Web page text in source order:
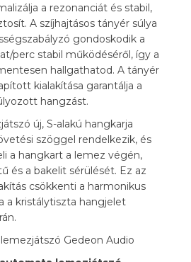
a rezonanciát és stabil,
A szíjhajtásos tányér súlya
gondoskodik a
perc stabil működéséről, így a
hallgathatod. A tányér
kialakítása garantálja a
hangzást.
új, S-alakú hangkarja
szöggel rendelkezik, és
a hangkart a lemez végén,
és a bakelit sérülését. Ez az
csökkenti a harmonikus
a kristálytiszta hangjelet